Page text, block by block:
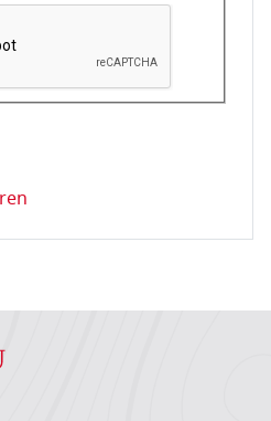
controleren dat u een mens